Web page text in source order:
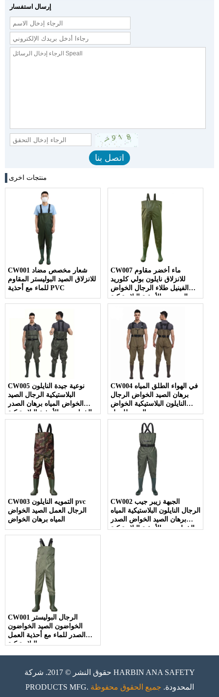
إرسال استفسار
منتجات اخرى
CW001 شعار مخصص مضاد
للانزلاق الصيد البوليستر المقاوم
للماء مع أحذية PVC
CW007 ماء أخضر مقاوم
للانزلاق نايلون بولي كلوريد
الفينيل طلاء الرجال الخواض
الصيد مع الأحذية البلاستيكية
CW005 نوعية جيدة النايلون
البلاستيكية الرجال الصيد
الخواض المياه برهان الصدر
الخواض مع الأحذية البلاستيكية
CW004 في الهواء الطلق المياه
برهان الصيد الخواض الرجال
النايلون البلاستيكية الخواض
الصدر للعمل
CW003 التمويه النايلون pvc
الرجال العمل الصيد الخواض
المياه برهان الخواض
CW002 الجبهة زيبر جيب
الرجال النايلون البلاستيكية المياه
برهان الصيد الخواض الصدر
الخواض مع الأحذية البلاستيكية
CW001 الرجال البوليستر
الخواضون الصيد الخواضون
الصدر للماء مع أحذية العمل
البلاستيكية
حقوق النشر © 2017. شركة HARBIN ANA SAFETY
PRODUCTS MFG. المحدودة. جميع الحقوق محفوظة